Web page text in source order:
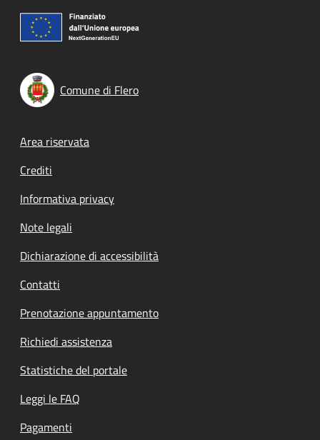
Comune di Flero
Footer menu
Area riservata
Crediti
Informativa privacy
Note legali
Dichiarazione di accessibilità
Contatti
Prenotazione appuntamento
Richiedi assistenza
Statistiche del portale
Leggi le FAQ
Pagamenti